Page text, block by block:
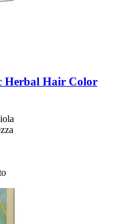
Herbal Hair Color